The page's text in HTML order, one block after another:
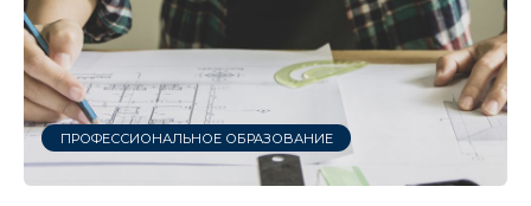
ПРОФЕССИОНАЛЬНОЕ ОБРАЗОВАНИЕ